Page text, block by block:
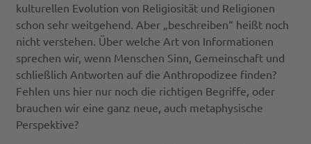
kulturellen Evolution von Religiosität und Religionen
schon sehr weitgehend. Aber „beschreiben“ heißt noch
nicht verstehen. Über welche Art von Informationen
sprechen wir, wenn Menschen Sinn, Gemeinschaft und
schließlich Antworten auf die Anthropodizee finden?
Fehlen uns hier nur noch die richtigen Begriffe, oder
brauchen wir eine ganz neue, auch metaphysische
Perspektive?